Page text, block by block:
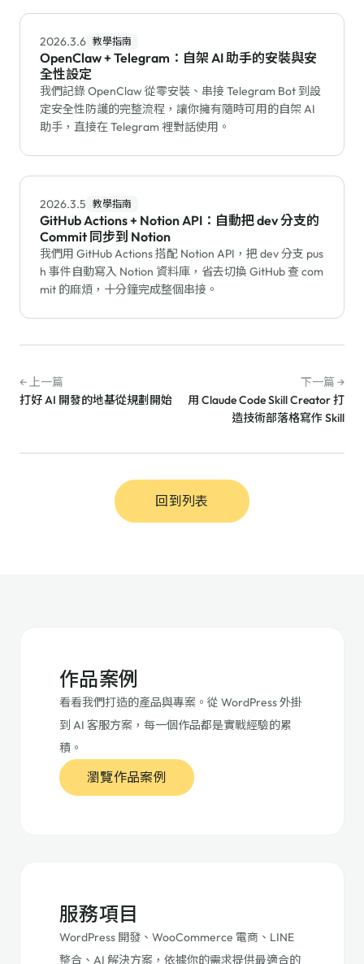
2026.3.6 教學指南
OpenClaw + Telegram：自架 AI 助手的安裝與安
全性設定
我們記錄 OpenClaw 從零安裝、串接 Telegram Bot 到設
定安全性防護的完整流程，讓你擁有隨時可用的自架 AI
助手，直接在 Telegram 裡對話使用。
2026.3.5 教學指南
GitHub Actions + Notion API：自動把 dev 分支的
Commit 同步到 Notion
我們用 GitHub Actions 搭配 Notion API，把 dev 分支 pus
h 事件自動寫入 Notion 資料庫，省去切換 GitHub 查 com
mit 的麻煩，十分鐘完成整個串接。
← 上一篇
打好 AI 開發的地基從規劃開始
下一篇 →
用 Claude Code Skill Creator 打
造技術部落格寫作 Skill
回到列表
作品案例
看看我們打造的產品與專案。從 WordPress 外掛
到 AI 客服方案，每一個作品都是實戰經驗的累
積。
瀏覽作品案例
服務項目
WordPress 開發、WooCommerce 電商、LINE
整合、AI 解決方案，依據你的需求提供最適合的